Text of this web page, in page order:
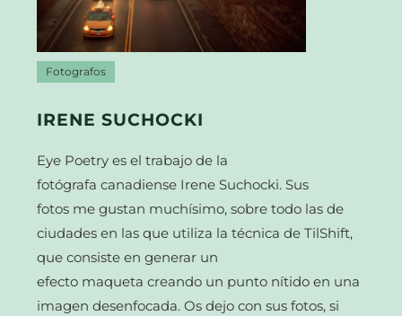
Fotografos
IRENE SUCHOCKI
Eye Poetry es el trabajo de la
fotógrafa canadiense Irene Suchocki. Sus
fotos me gustan muchísimo, sobre todo las de
ciudades en las que utiliza la técnica de TilShift,
que consiste en generar un
efecto maqueta creando un punto nítido en una
imagen desenfocada. Os dejo con sus fotos, si